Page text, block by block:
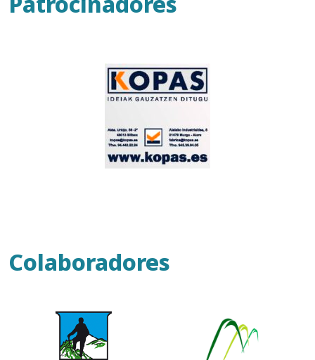
Colaboradores